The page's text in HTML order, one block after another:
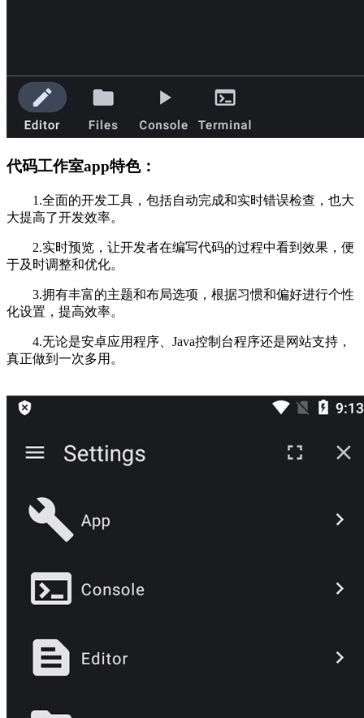
代码工作室app特色：
1.全面的开发工具，包括自动完成和实时错误检查，也大
大提高了开发效率。
2.实时预览，让开发者在编写代码的过程中看到效果，便
于及时调整和优化。
3.拥有丰富的主题和布局选项，根据习惯和偏好进行个性
化设置，提高效率。
4.无论是安卓应用程序、Java控制台程序还是网站支持，
真正做到一次多用。